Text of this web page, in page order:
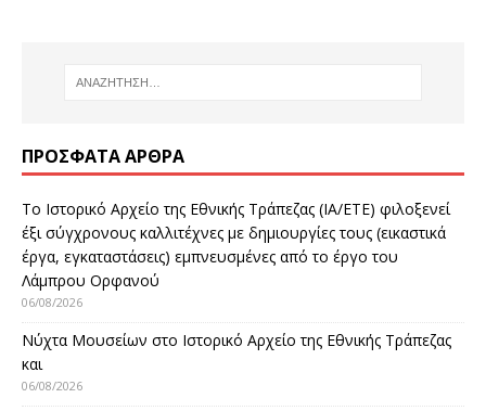
ΠΡΌΣΦΑΤΑ ΆΡΘΡΑ
Το Ιστορικό Αρχείο της Εθνικής Τράπεζας (ΙΑ/ΕΤΕ) φιλοξενεί
έξι σύγχρονους καλλιτέχνες με δημιουργίες τους (εικαστικά
έργα, εγκαταστάσεις) εμπνευσμένες από το έργο του
Λάμπρου Ορφανού
06/08/2026
Νύχτα Μουσείων στο Ιστορικό Αρχείο της Εθνικής Τράπεζας
και
06/08/2026